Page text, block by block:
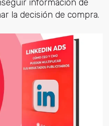
información de
la decisión de compra.